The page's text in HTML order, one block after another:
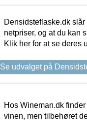
Densidsteflaske.dk
netpriser, og at du kan
Klik her for at se deres
Se udvalget på
Hos Wineman.dk
vinen, men tilbehøret